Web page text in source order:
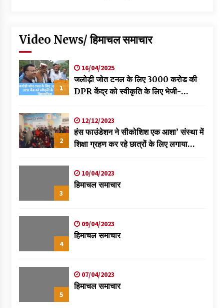
Video News/ हिमाचल समाचार
1
16/04/2025
जलोड़ी जोत टनल के लिए 3000 करोड की
DPR केंद्र को स्वीकृति के लिए भेजी-
2
12/12/2023
हंस फाउंडेशन ने सीकोशिश एक आशा’ संस्था में
शिक्षा ग्रहण कर रहे छात्रों के लिए लगाया
3
10/04/2023
हिमाचल समाचार
4
09/04/2023
हिमाचल समाचार
5
07/04/2023
हिमाचल समाचार